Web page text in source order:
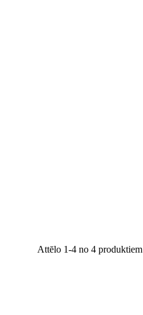
Attēlo 1-4 no 4 produktiem